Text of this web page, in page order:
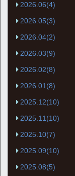
2026.06(4)
2026.05(3)
2026.04(2)
2026.03(9)
2026.02(8)
2026.01(8)
2025.12(10)
2025.11(10)
2025.10(7)
2025.09(10)
2025.08(5)